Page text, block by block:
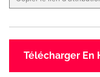
Télécharger En